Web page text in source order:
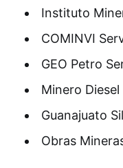
Instituto
COMINVI
GEO Petro
Minero
Guanajuato
Obras